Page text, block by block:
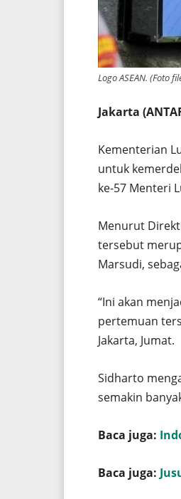
Logo ASEAN. (Foto
Jakarta
Kementerian
untuk
ke-57 Menteri
Menurut
tersebut
Marsudi,
“Ini akan
pertemuan
Jakarta, Jumat.
Sidharto
semakin
Baca juga:
Baca juga: